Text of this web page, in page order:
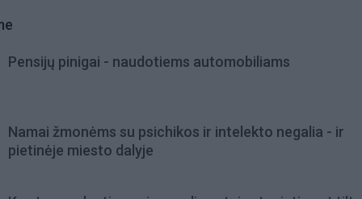
Pensijų pinigai - naudotiems automobiliams
Namai žmonėms su psichikos ir intelekto negalia - ir
pietinėje miesto dalyje